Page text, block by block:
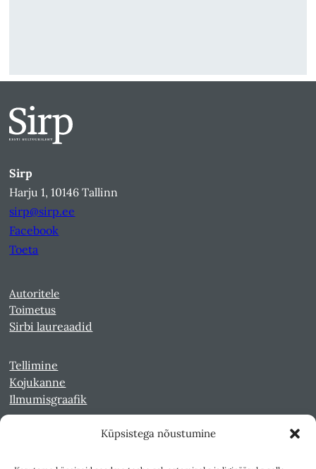
Küpsistega nõustumine
Sirp
Harju 1, 10146 Tallinn
sirp@sirp.ee
Facebook
Toeta
Autoritele
Toimetus
Sirbi laureaadid
Tellimine
Kojukanne
Ilmumisgraafik